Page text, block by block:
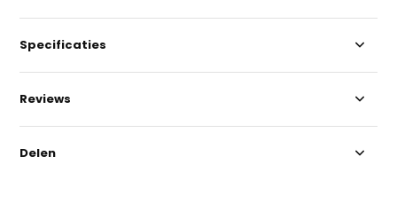
Specificaties
Reviews
Delen